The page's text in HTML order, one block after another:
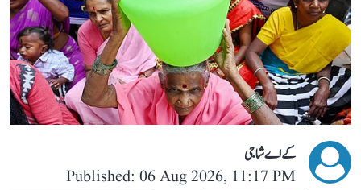
کے اے شاجی
Published: 06 Aug 2026, 11:17 PM